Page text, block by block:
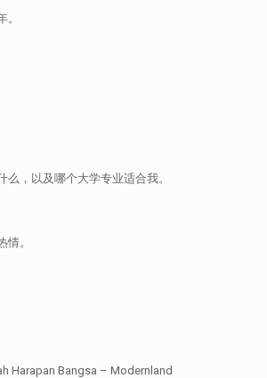
，以及哪个大学专业适合我。
。
– Modernland